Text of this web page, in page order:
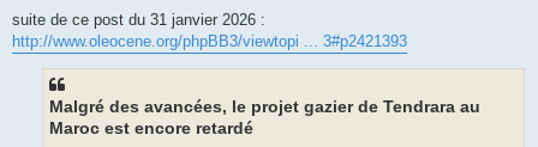
s
a
suite de ce post du 31 janvier 2026 :
http://www.oleocene.org/phpBB3/viewtopi ... 3#p2421393
Malgré des avancées, le projet gazier de Tendrara au
Maroc est encore retardé